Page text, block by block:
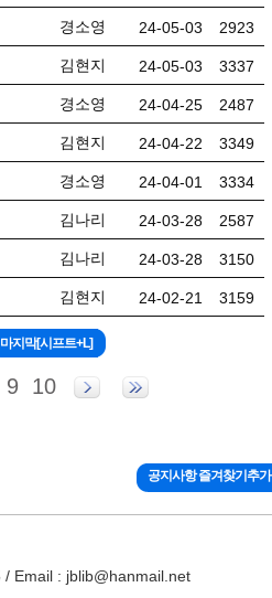
경소영 24-05-03 2923
김현지 24-05-03 3337
경소영 24-04-25 2487
김현지 24-04-22 3349
경소영 24-04-01 3334
김나리 24-03-28 2587
김나리 24-03-28 3150
김현지 24-02-21 3159
9 10
공지사항 즐겨찾기추가
Email : jblib@hanmail.net